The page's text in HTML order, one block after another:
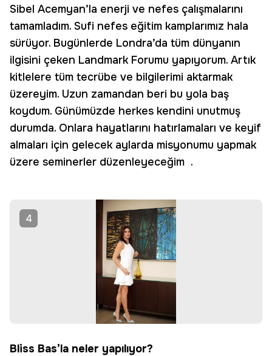
Sibel Acemyan’la enerji ve nefes çalışmalarını
tamamladım. Sufi nefes eğitim kamplarımız hala
sürüyor. Bugünlerde Londra’da tüm dünyanın
ilgisini çeken Landmark Forumu yapıyorum. Artık
kitlelere tüm tecrübe ve bilgilerimi aktarmak
üzereyim. Uzun zamandan beri bu yola baş
koydum. Günümüzde herkes kendini unutmuş
durumda. Onlara hayatlarını hatırlamaları ve keyif
almaları için gelecek aylarda misyonumu yapmak
üzere seminerler düzenleyeceğim .
4
Bliss Bas’la neler yapılıyor?